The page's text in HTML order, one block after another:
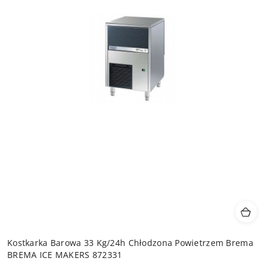
Kostkarka Barowa 33 Kg/24h Chłodzona Powietrzem Brema
BREMA ICE MAKERS 872331